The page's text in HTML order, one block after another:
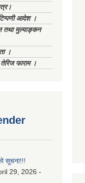
आदेश ।
तथा मुल्याङ्कन
।
फाराम ।
सूचना!!!
29, 2026 -